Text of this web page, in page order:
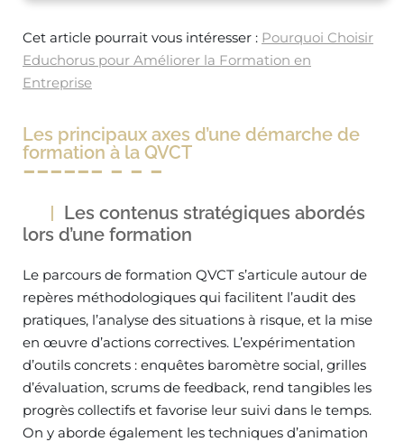
Cet article pourrait vous intéresser : Pourquoi Choisir
Educhorus pour Améliorer la Formation en
Entreprise
Les principaux axes d’une démarche de
formation à la QVCT
Les contenus stratégiques abordés
lors d’une formation
Le parcours de formation QVCT s’articule autour de
repères méthodologiques qui facilitent l’audit des
pratiques, l’analyse des situations à risque, et la mise
en œuvre d’actions correctives. L’expérimentation
d’outils concrets : enquêtes baromètre social, grilles
d’évaluation, scrums de feedback, rend tangibles les
progrès collectifs et favorise leur suivi dans le temps.
On y aborde également les techniques d’animation